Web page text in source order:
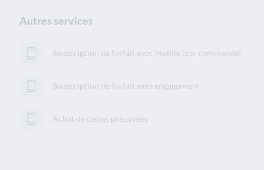
Autres services
Souscription de forfait avec mobile (sur commande)
Souscription de forfait sans engagement
Achat de cartes prépayées